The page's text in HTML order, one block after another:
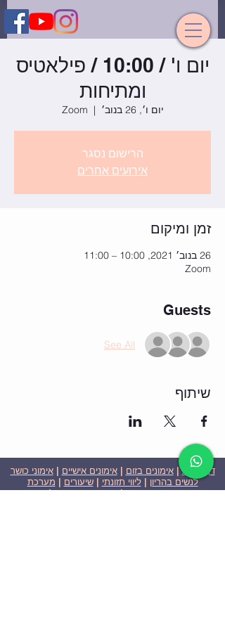
יום ו' / 10:00 / פילאטיס
ומתיחות
יום ו׳, 26 בנוב׳
  |
Zoom
הרישום נסגר
אירועים אחרים
זמן ומיקום
26 בנוב׳ 2021, 10:00 – 11:00
Zoom
Guests
See All
שיתוף
דף הבית|אימונים בזום |אימונים אישיים |אימוני כושר
לנשים בהריון |ליווי תזונתי |שיעורים | מערכת
שבועית-אימונים בזום|תוכניות ומחירים|סרטוני